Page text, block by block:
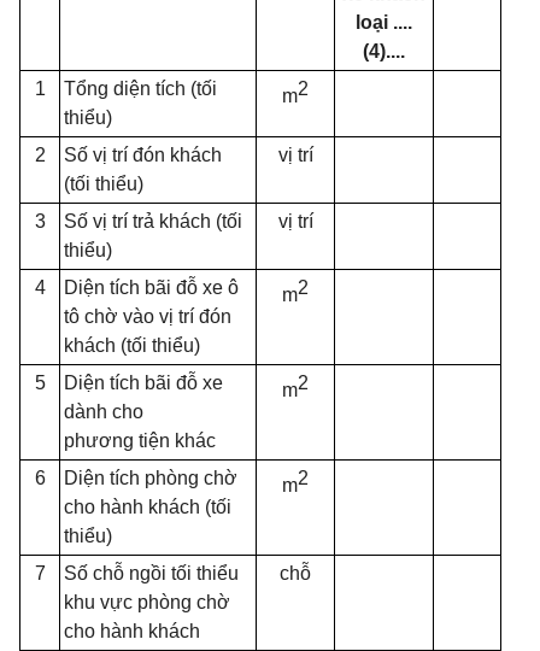
loại ....
(4)....
1
Tổng diện tích (tối
thiểu)
m2
2
Số vị trí đón khách
(tối thiểu)
vị trí
3
Số vị trí trả khách (tối
thiểu)
vị trí
4
Diện tích bãi đỗ xe ô
tô chờ vào vị trí đón
khách (tối thiểu)
m2
5
Diện tích bãi đỗ xe
dành cho
phương tiện khác
m2
6
Diện tích phòng chờ
cho hành khách (tối
thiểu)
m2
7 Số chỗ ngồi tối thiểu
khu vực phòng chờ
cho hành khách
chỗ